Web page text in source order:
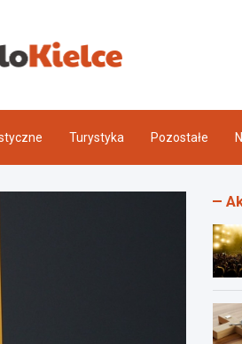
Turystyka Pozostałe